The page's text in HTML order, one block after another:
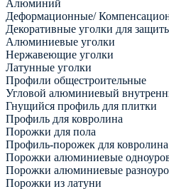
Алюминий
Деформационные/
Декоративные уголки для
Алюминиевые уголки
Нержавеющие уголки
Латунные уголки
Профили общестроительные
Угловой алюминиевый
Гнущийся профиль для плитки
Профиль для ковролина
Порожки для пола
Профиль-порожек для ковролина
Порожки алюминиевые
Порожки алюминиевые
Порожки из латуни